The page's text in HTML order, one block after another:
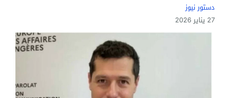
دستور نيوز
27 يناير 2026